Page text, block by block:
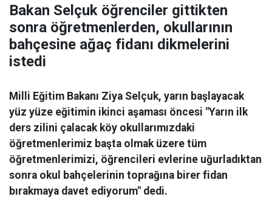
Bakan Selçuk öğrenciler gittikten
sonra öğretmenlerden, okullarının
bahçesine ağaç fidanı dikmelerini
istedi
Milli Eğitim Bakanı Ziya Selçuk, yarın başlayacak
yüz yüze eğitimin ikinci aşaması öncesi "Yarın ilk
ders zilini çalacak köy okullarımızdaki
öğretmenlerimiz başta olmak üzere tüm
öğretmenlerimizi, öğrencileri evlerine uğurladıktan
sonra okul bahçelerinin toprağına birer fidan
bırakmaya davet ediyorum" dedi.